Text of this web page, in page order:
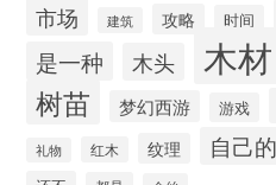
市场 建筑 攻略 时间
是一种 木头 木材
树苗 梦幻西游 游戏
礼物 红木 纹理 自己的